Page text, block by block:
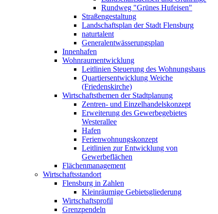
Rundweg "Grünes Hufeisen"
Straßengestaltung
Landschaftsplan der Stadt Flensburg
naturtalent
Generalentwässerungsplan
Innenhafen
Wohnraumentwicklung
Leitlinien Steuerung des Wohnungsbaus
Quartiersentwicklung Weiche
(Friedenskirche)
Wirtschaftsthemen der Stadtplanung
Zentren- und Einzelhandelskonzept
Erweiterung des Gewerbegebietes
Westerallee
Hafen
Ferienwohnungskonzept
Leitlinien zur Entwicklung von
Gewerbeflächen
Flächenmanagement
Wirtschaftsstandort
Flensburg in Zahlen
Kleinräumige Gebietsgliederung
Wirtschaftsprofil
Grenzpendeln